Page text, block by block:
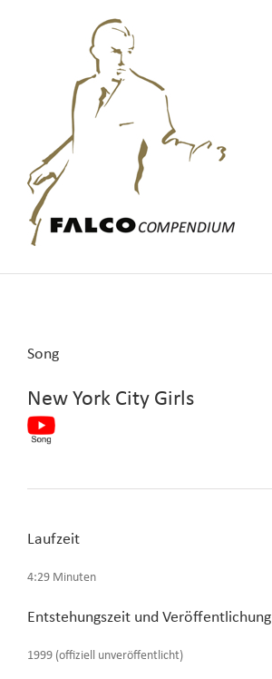
Song
New York City Girls
Laufzeit
4:29 Minuten
Entstehungszeit und Veröffentlichung
1999 (offiziell unveröffentlicht)